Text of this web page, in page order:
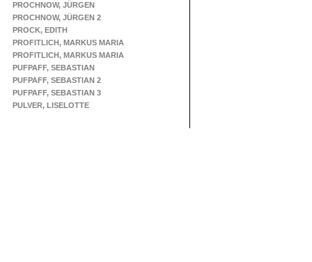
PROCHNOW, JÜRGEN
PROCHNOW, JÜRGEN 2
PROCK, EDITH
PROFITLICH, MARKUS MARIA
PROFITLICH, MARKUS MARIA
PUFPAFF, SEBASTIAN
PUFPAFF, SEBASTIAN 2
PUFPAFF, SEBASTIAN 3
PULVER, LISELOTTE